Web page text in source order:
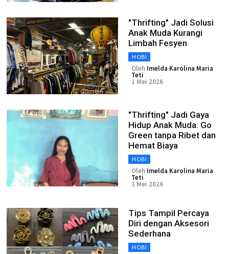
"Thrifting" Jadi Solusi
Anak Muda Kurangi
Limbah Fesyen
HOBI
Oleh Imelda Karolina Maria
Teti
1 Mei 2026
"Thrifting" Jadi Gaya
Hidup Anak Muda: Go
Green tanpa Ribet dan
Hemat Biaya
HOBI
Oleh Imelda Karolina Maria
Teti
1 Mei 2026
Tips Tampil Percaya
Diri dengan Aksesori
Sederhana
HOBI